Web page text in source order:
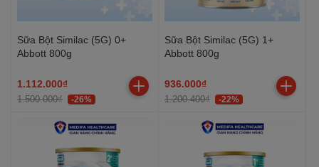
Sữa Bột Similac (5G) 0+
Abbott 800g
1.112.000₫
1.500.000₫ -26%
Sữa Bột Similac (5G) 1+
Abbott 800g
936.000₫
1.200.400₫ -22%